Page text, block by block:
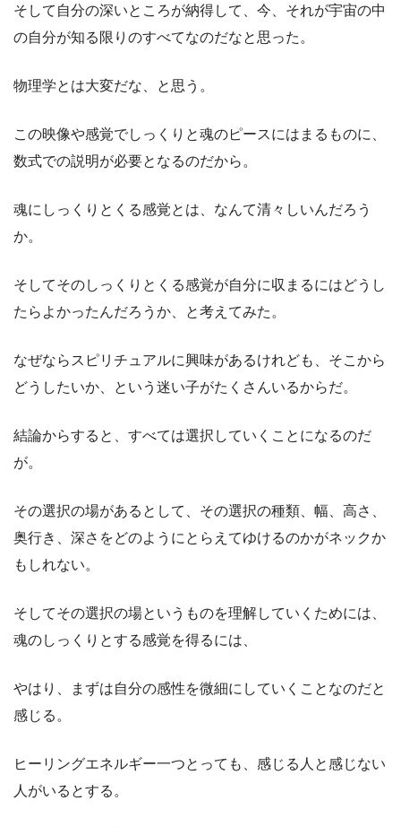
そして自分の深いところが納得して、今、それが宇宙の中
の自分が知る限りのすべてなのだなと思った。
物理学とは大変だな、と思う。
この映像や感覚でしっくりと魂のピースにはまるものに、
数式での説明が必要となるのだから。
魂にしっくりとくる感覚とは、なんて清々しいんだろう
か。
そしてそのしっくりとくる感覚が自分に収まるにはどうし
たらよかったんだろうか、と考えてみた。
なぜならスピリチュアルに興味があるけれども、そこから
どうしたいか、という迷い子がたくさんいるからだ。
結論からすると、すべては選択していくことになるのだ
が。
その選択の場があるとして、その選択の種類、幅、高さ、
奥行き、深さをどのようにとらえてゆけるのかがネックか
もしれない。
そしてその選択の場というものを理解していくためには、
魂のしっくりとする感覚を得るには、
やはり、まずは自分の感性を微細にしていくことなのだと
感じる。
ヒーリングエネルギー一つとっても、感じる人と感じない
人がいるとする。